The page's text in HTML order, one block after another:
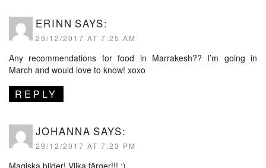
ERINN SAYS:
29/12/2017 AT 7:25 AM
Any recommendations for food in Marrakesh?? I’m going in
March and would love to know! xoxo
REPLY
JOHANNA SAYS:
29/12/2017 AT 7:23 PM